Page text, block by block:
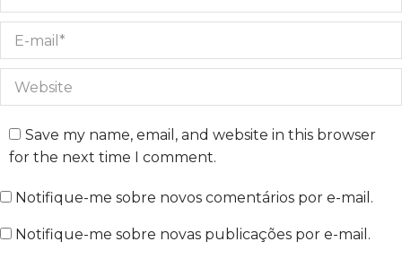
E-mail *
Website
Save my name, email, and website in this browser
for the next time I comment.
Notifique-me sobre novos comentários por e-mail.
Notifique-me sobre novas publicações por e-mail.